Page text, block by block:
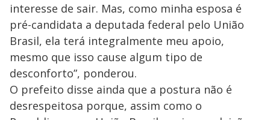
interesse de sair. Mas, como minha esposa é
pré-candidata a deputada federal pelo União
Brasil, ela terá integralmente meu apoio,
mesmo que isso cause algum tipo de
desconforto”, ponderou.
O prefeito disse ainda que a postura não é
desrespeitosa porque, assim como o